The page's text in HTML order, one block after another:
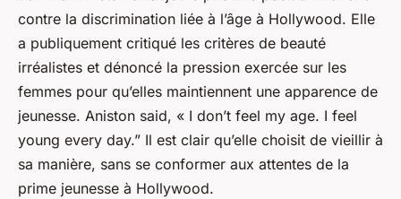
contre la discrimination liée à l’âge à Hollywood. Elle
a publiquement critiqué les critères de beauté
irréalistes et dénoncé la pression exercée sur les
femmes pour qu’elles maintiennent une apparence de
jeunesse. Aniston said, « I don’t feel my age. I feel
young every day.” Il est clair qu’elle choisit de vieillir à
sa manière, sans se conformer aux attentes de la
prime jeunesse à Hollywood.